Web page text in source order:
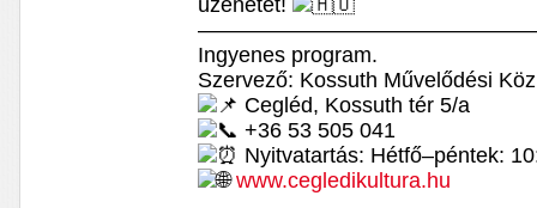
üzenetét!
Ingyenes program.
Szervező: Kossuth Művelődési
Cegléd, Kossuth tér 5/a
+36 53 505 041
Nyitvatartás: Hétfő–péntek:
www.cegledikultura.hu